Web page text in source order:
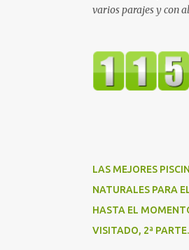
varios parajes y con
LAS MEJORES
NATURALES PARA
HASTA EL
VISITADO, 2ª PARTE.